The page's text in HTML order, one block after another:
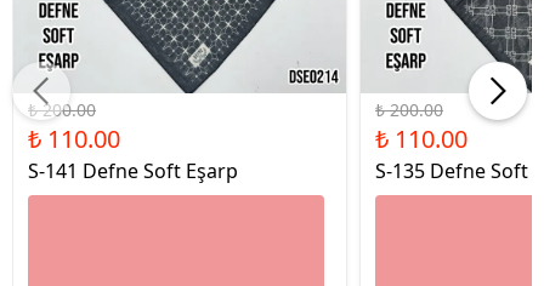
%45 İndirim
₺ 200.00
₺ 110.00
S-141 Defne Soft Eşarp
%45 İndirim
₺ 200.00
₺ 110.00
S-135 Defne Soft